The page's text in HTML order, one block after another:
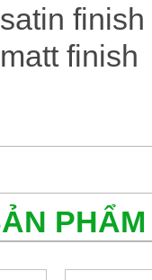
satin
matt